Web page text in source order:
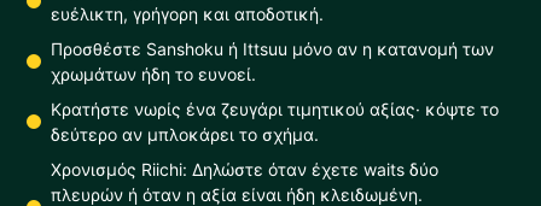
ευέλικτη, γρήγορη και αποδοτική.
Προσθέστε Sanshoku ή Ittsuu μόνο αν η κατανομή των
χρωμάτων ήδη το ευνοεί.
Κρατήστε νωρίς ένα ζευγάρι τιμητικού αξίας· κόψτε το
δεύτερο αν μπλοκάρει το σχήμα.
Χρονισμός Riichi: Δηλώστε όταν έχετε waits δύο
πλευρών ή όταν η αξία είναι ήδη κλειδωμένη.